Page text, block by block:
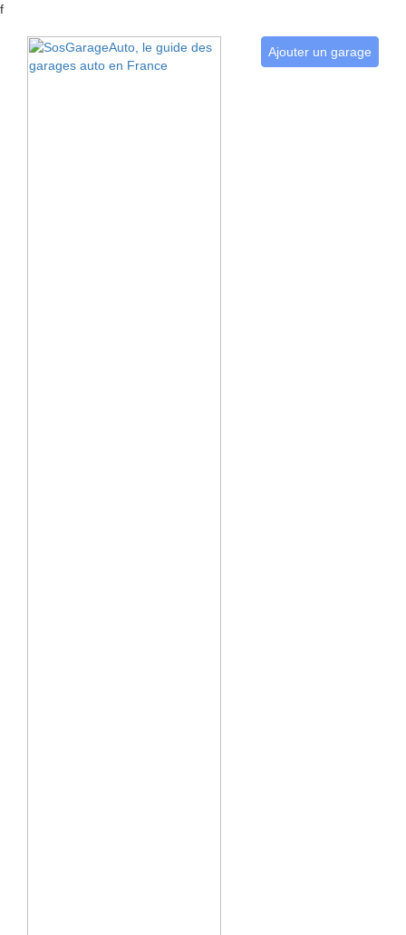
f
Ajouter un garage